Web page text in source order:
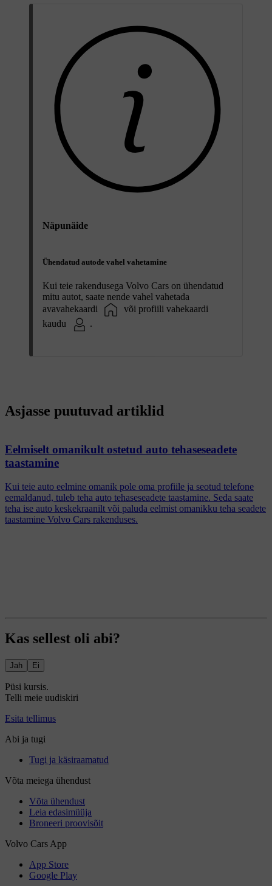
Näpunäide
Ühendatud autode vahel vahetamine
Kui teie rakendusega Volvo Cars on ühendatud
mitu autot, saate nende vahel vahetada
avavahekaardi
või profiili vahekaardi
kaudu
.
Asjasse puutuvad artiklid
Eelmiselt omanikult ostetud auto tehaseseadete
taastamine
Kui teie auto eelmine omanik pole oma profiile ja seotud telefone
eemaldanud, tuleb teha auto tehaseseadete taastamine. Seda saate
teha ise auto keskekraanilt või paluda eelmist omanikku teha seadete
taastamine Volvo Cars rakenduses.
Kas sellest oli abi?
Jah Ei